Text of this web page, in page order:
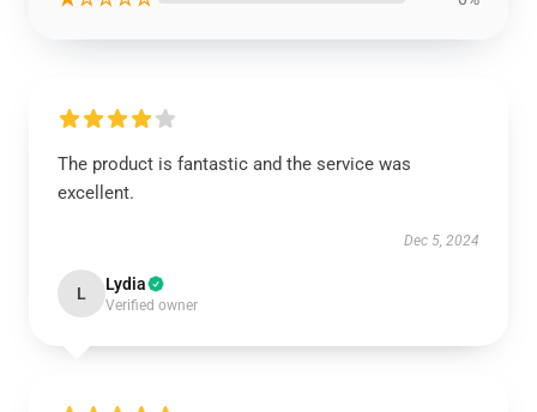
The product is fantastic and the service was
excellent.
Dec 5, 2024
L Lydia
Verified owner